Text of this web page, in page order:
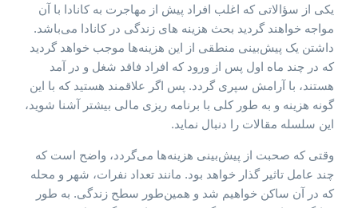
یکی از سؤالاتی که اغلب افراد پیش از مهاجرت به کانادا با آن
مواجه خواهند گردید بحث هزینه های زندگی در کانادا می‌باشد.
داشتن یک پیش‌بینی منطقی از این هزینه‌ها موجب خواهد گردید
که در چند ماه اول پس از ورود که افراد فاقد شغل و در آمد
هستند، با آرامش سپری گردد. پس اگر علاقمند هستید که با این
گونه هزینه و به طور کلی با برنامه ریزی مالی بیشتر آشنا شوید،
این سلسله مقالات را دنبال نماید.
وقتی که صحبت از پیش‌بینی هزینه‌ها می‌گردد، واضح است که
چند عامل تاثیر گذار خواهد بود. مانند تعداد نفرات، شهر و محله
که در آن ساکن خواهیم شد و همین‌طور سطح زندگی. به طور